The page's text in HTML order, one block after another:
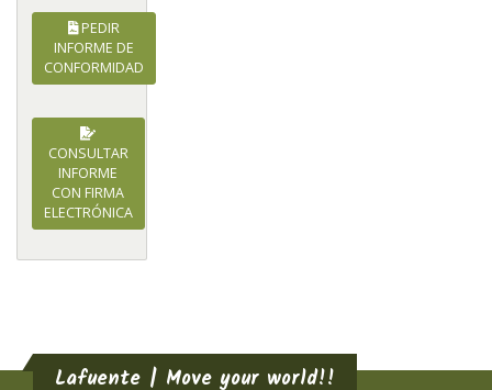
PEDIR
INFORME DE
CONFORMIDAD
CONSULTAR
INFORME
CON FIRMA
ELECTRÓNICA
Lafuente | Move your world!!